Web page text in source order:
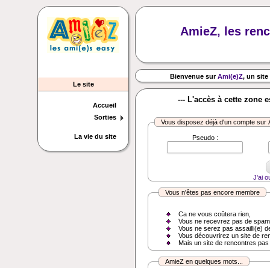
Le site
Accueil
Sorties
La vie du site
AmieZ, les
Bienvenue surAmi(e)Z, un site
--- L'accès à cette zone
Vous disposez déjà d'un compte sur
Pseudo :
J'ai
Vous n'êtes pas encore membre
Ca ne vous coûtera rien,
Vous ne recevrez pas de
Vous ne serez pas assailli(e)
Vous découvrirez un site de
Mais un site de rencontres
AmieZ en quelques mots...